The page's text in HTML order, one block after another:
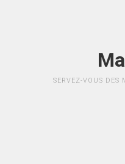
SERVEZ-VOUS DES